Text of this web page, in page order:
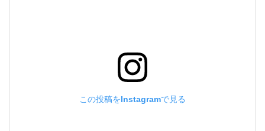
この投稿をInstagramで見る